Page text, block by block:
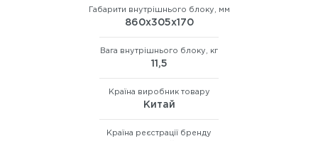
Габарити внутрішнього блоку, мм
860x305x170
Вага внутрішнього блоку, кг
11,5
Країна виробник товару
Китай
Країна реєстрації бренду